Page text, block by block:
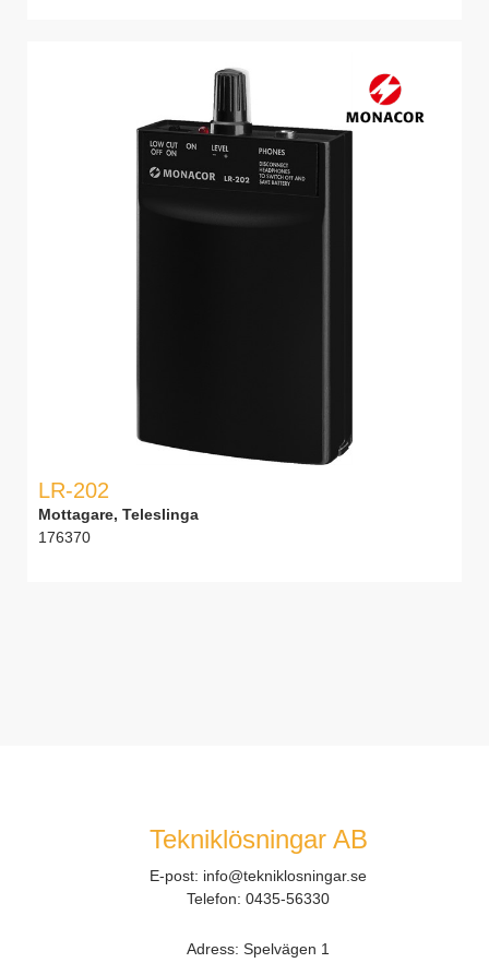
LR-202
Mottagare, Teleslinga
176370
Tekniklösningar AB
E-post: info@tekniklosningar.se
Telefon: 0435-56330
Adress: Spelvägen 1